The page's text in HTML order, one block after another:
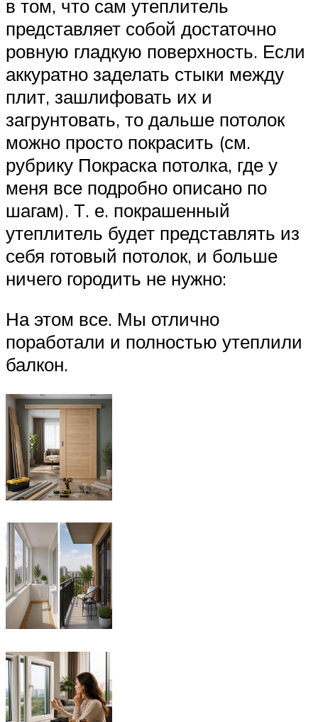
в том, что сам утеплитель
представляет собой достаточно
ровную гладкую поверхность. Если
аккуратно заделать стыки между
плит, зашлифовать их и
загрунтовать, то дальше потолок
можно просто покрасить (см.
рубрику Покраска потолка, где у
меня все подробно описано по
шагам). Т. е. покрашенный
утеплитель будет представлять из
себя готовый потолок, и больше
ничего городить не нужно:
На этом все. Мы отлично
поработали и полностью утеплили
балкон.